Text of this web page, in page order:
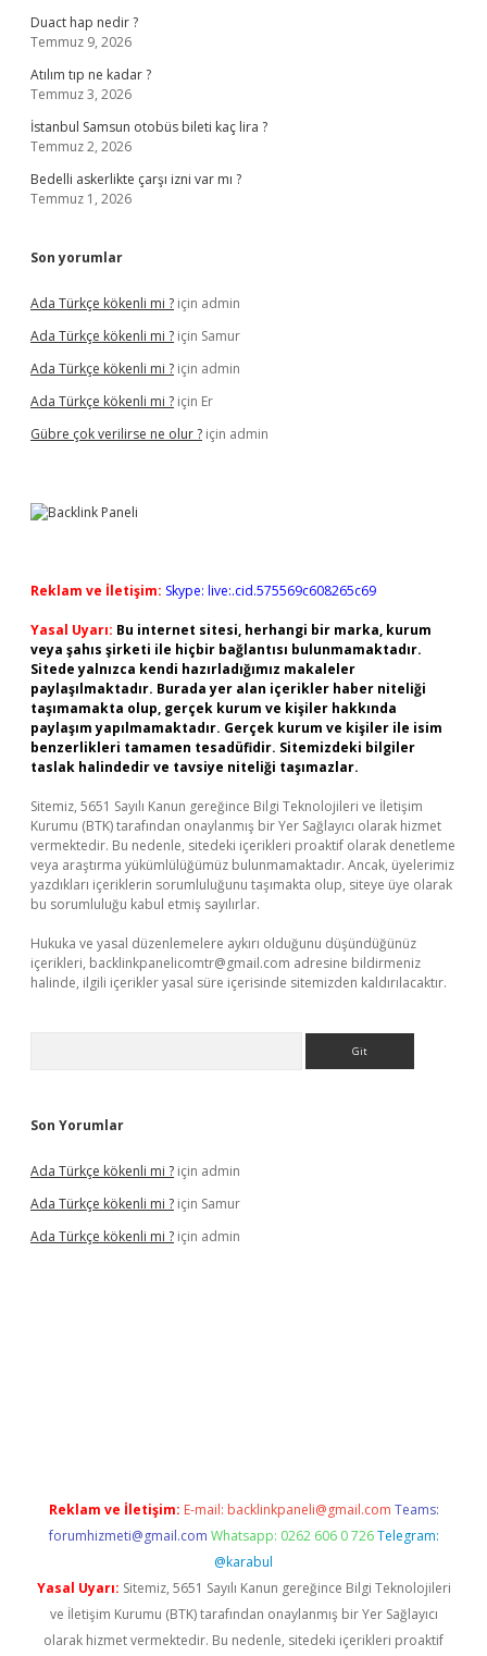
Duact hap nedir ?
Temmuz 9, 2026
Atılım tıp ne kadar ?
Temmuz 3, 2026
İstanbul Samsun otobüs bileti kaç lira ?
Temmuz 2, 2026
Bedelli askerlikte çarşı izni var mı ?
Temmuz 1, 2026
Son yorumlar
Ada Türkçe kökenli mi ? için admin
Ada Türkçe kökenli mi ? için Samur
Ada Türkçe kökenli mi ? için admin
Ada Türkçe kökenli mi ? için Er
Gübre çok verilirse ne olur ? için admin
Reklam ve İletişim: Skype: live:.cid.575569c608265c69
Yasal Uyarı: Bu internet sitesi, herhangi bir marka, kurum
veya şahıs şirketi ile hiçbir bağlantısı bulunmamaktadır.
Sitede yalnızca kendi hazırladığımız makaleler
paylaşılmaktadır. Burada yer alan içerikler haber niteliği
taşımamakta olup, gerçek kurum ve kişiler hakkında
paylaşım yapılmamaktadır. Gerçek kurum ve kişiler ile isim
benzerlikleri tamamen tesadüfidir. Sitemizdeki bilgiler
taslak halindedir ve tavsiye niteliği taşımazlar.
Sitemiz, 5651 Sayılı Kanun gereğince Bilgi Teknolojileri ve İletişim
Kurumu (BTK) tarafından onaylanmış bir Yer Sağlayıcı olarak hizmet
vermektedir. Bu nedenle, sitedeki içerikleri proaktif olarak denetleme
veya araştırma yükümlülüğümüz bulunmamaktadır. Ancak, üyelerimiz
yazdıkları içeriklerin sorumluluğunu taşımakta olup, siteye üye olarak
bu sorumluluğu kabul etmiş sayılırlar.
Hukuka ve yasal düzenlemelere aykırı olduğunu düşündüğünüz
içerikleri, backlinkpanelicomtr@gmail.com adresine bildirmeniz
halinde, ilgili içerikler yasal süre içerisinde sitemizden kaldırılacaktır.
Son Yorumlar
Ada Türkçe kökenli mi ? için admin
Ada Türkçe kökenli mi ? için Samur
Ada Türkçe kökenli mi ? için admin
Reklam ve İletişim: E-mail: backlinkpaneli@gmail.com Teams:
forumhizmeti@gmail.com Whatsapp: 0262 606 0 726 Telegram:
@karabul
Yasal Uyarı: Sitemiz, 5651 Sayılı Kanun gereğince Bilgi Teknolojileri
ve İletişim Kurumu (BTK) tarafından onaylanmış bir Yer Sağlayıcı
olarak hizmet vermektedir. Bu nedenle, sitedeki içerikleri proaktif